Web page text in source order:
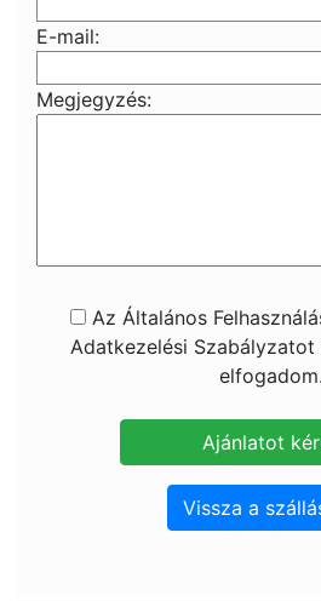
E-mail:
Megjegyzés:
Az Általános
Adatkezelési Szabályzatot
elfogadom.
Vissza a